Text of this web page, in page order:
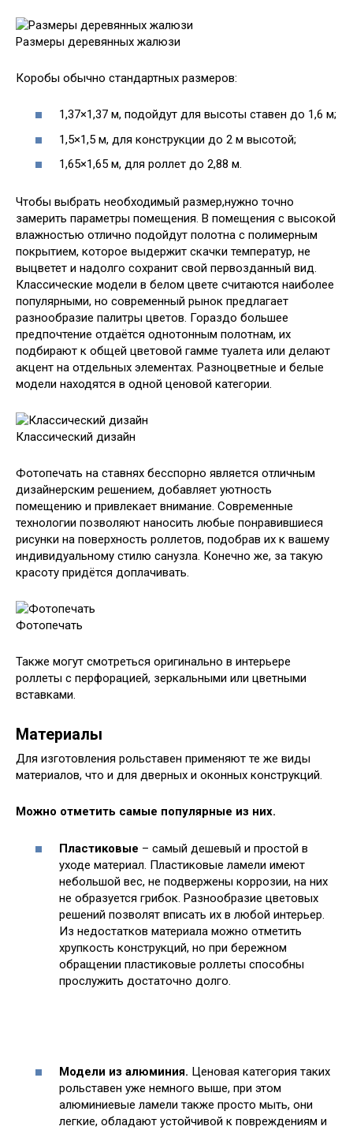
Размеры деревянных жалюзи
Коробы обычно стандартных размеров:
1,37×1,37 м, подойдут для высоты ставен до 1,6 м;
1,5×1,5 м, для конструкции до 2 м высотой;
1,65×1,65 м, для роллет до 2,88 м.
Чтобы выбрать необходимый размер,нужно точно
замерить параметры помещения. В помещения с высокой
влажностью отлично подойдут полотна с полимерным
покрытием, которое выдержит скачки температур, не
выцветет и надолго сохранит свой первозданный вид.
Классические модели в белом цвете считаются наиболее
популярными, но современный рынок предлагает
разнообразие палитры цветов. Гораздо большее
предпочтение отдаётся однотонным полотнам, их
подбирают к общей цветовой гамме туалета или делают
акцент на отдельных элементах. Разноцветные и белые
модели находятся в одной ценовой категории.
Классический дизайн
Фотопечать на ставнях бесспорно является отличным
дизайнерским решением, добавляет уютность
помещению и привлекает внимание. Современные
технологии позволяют наносить любые понравившиеся
рисунки на поверхность роллетов, подобрав их к вашему
индивидуальному стилю санузла. Конечно же, за такую
красоту придётся доплачивать.
Фотопечать
Также могут смотреться оригинально в интерьере
роллеты с перфорацией, зеркальными или цветными
вставками.
Материалы
Для изготовления рольставен применяют те же виды
материалов, что и для дверных и оконных конструкций.
Можно отметить самые популярные из них.
Пластиковые – самый дешевый и простой в
уходе материал. Пластиковые ламели имеют
небольшой вес, не подвержены коррозии, на них
не образуется грибок. Разнообразие цветовых
решений позволят вписать их в любой интерьер.
Из недостатков материала можно отметить
хрупкость конструкций, но при бережном
обращении пластиковые роллеты способны
прослужить достаточно долго.
Модели из алюминия. Ценовая категория таких
рольставен уже немного выше, при этом
алюминиевые ламели также просто мыть, они
легкие, обладают устойчивой к повреждениям и